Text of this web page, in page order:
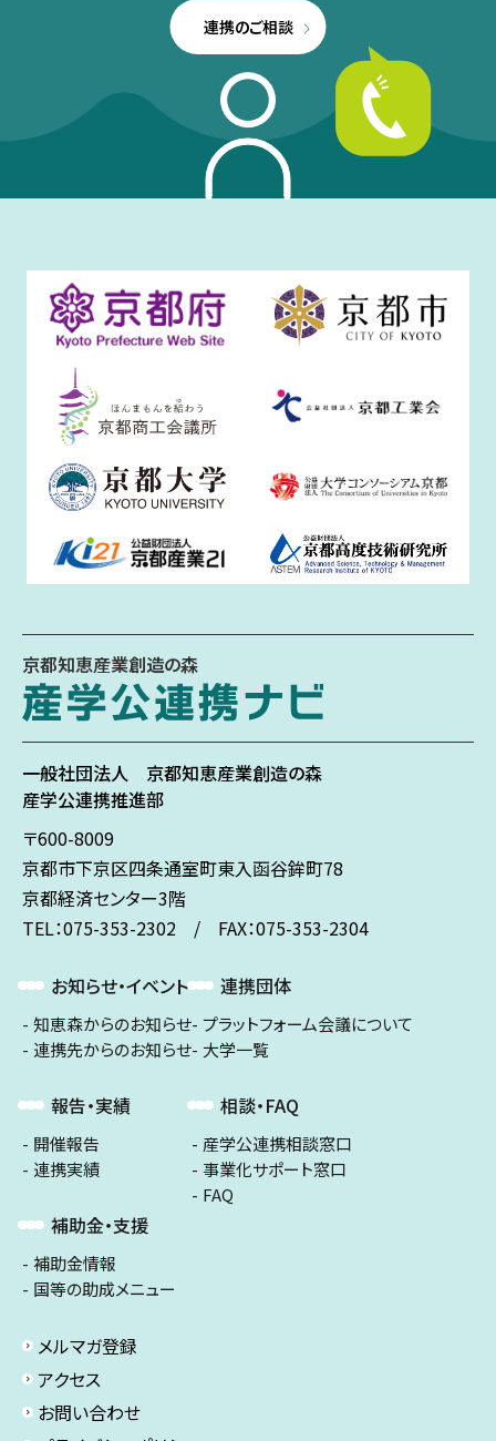
連携のご相談
京都知恵産業創造の森
一般社団法人 京都知恵産業創造の森
産学公連携推進部
〒600-8009
京都市下京区四条通室町東入函谷鉾町78
京都経済センター3階
TEL：075-353-2302 / FAX：075-353-2304
お知らせ・イベント
知恵森からのお知らせ
連携先からのお知らせ
報告・実績
開催報告
連携実績
補助金・支援
補助金情報
国等の助成メニュー
連携団体
プラットフォーム会議について
大学一覧
相談・FAQ
産学公連携相談窓口
事業化サポート窓口
FAQ
メルマガ登録
アクセス
お問い合わせ